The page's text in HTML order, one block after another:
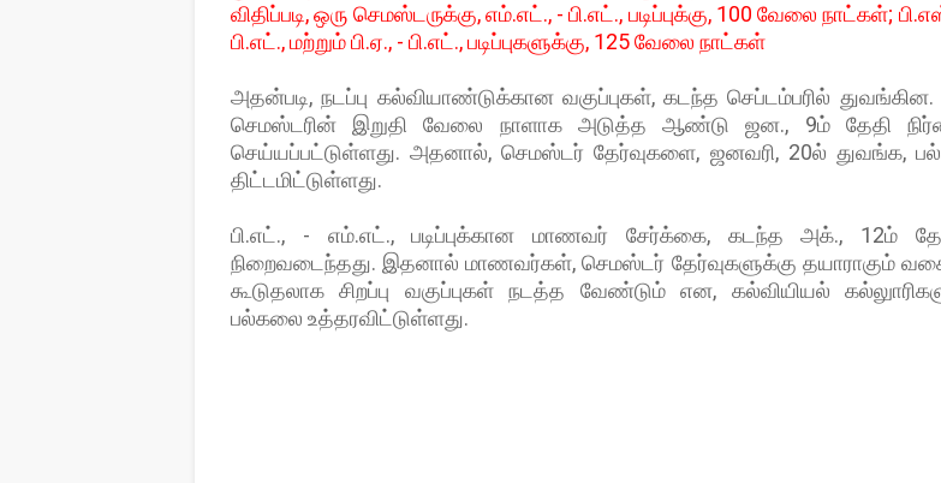
விதிப்படி, ஒரு செமஸ்டருக்கு, எம்.எட்., - பி.எட்., படிப்புக்கு, 100 வேலை நாட்கள்;
பி.எட்., மற்றும் பி.ஏ., - பி.எட்., படிப்புகளுக்கு, 125 வேலை நாட்கள்
அதன்படி, நடப்பு கல்வியாண்டுக்கான வகுப்புகள், கடந்த செப்டம்பரில்
செமஸ்டரின் இறுதி வேலை நாளாக அடுத்த ஆண்டு ஜன., 9ம் தேதி
செய்யப்பட்டுள்ளது. அதனால், செமஸ்டர் தேர்வுகளை, ஜனவரி, 20ல் துவங்க,
திட்டமிட்டுள்ளது.
பி.எட்., - எம்.எட்., படிப்புக்கான மாணவர் சேர்க்கை, கடந்த அக்., 12ம்
நிறைவடைந்தது. இதனால் மாணவர்கள், செமஸ்டர் தேர்வுகளுக்கு தயாராகும்
கூடுதலாக சிறப்பு வகுப்புகள் நடத்த வேண்டும் என, கல்வியியல்
பல்கலை உத்தரவிட்டுள்ளது.